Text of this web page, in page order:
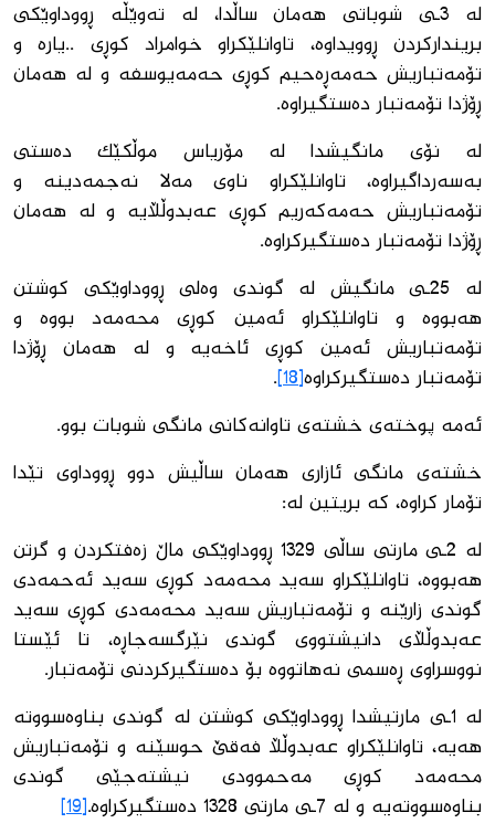
لە 3ـی شوباتی هەمان ساڵدا، لە تەوێڵە ڕووداوێكی
برینداركردن ڕوویداوە، تاوانلێكراو خوامراد كوڕی ..یارە و
تۆمەتباریش حەمەڕەحیم كوڕی حەمەیوسفە و لە هەمان
ڕۆژدا تۆمەتبار دەستگیراوە.
لە نۆی مانگیشدا لە مۆریاس موڵكێك دەستی
بەسەرداگیراوە، تاوانلێكراو ناوی مەلا نەجمەدینە و
تۆمەتباریش حەمەكەریم كوڕی عەبدوڵڵایە و لە هەمان
ڕۆژدا تۆمەتبار دەستگیركراوە.
لە 25ـی مانگیش لە گوندی وەلی ڕووداوێكی كوشتن
هەبووە و تاوانلێكراو ئەمین كوڕی محەمەد بووە و
تۆمەتباریش ئەمین كوڕی ئاخەیە و لە هەمان ڕۆژدا
تۆمەتبار دەستگیركراوە[18]
.
ئەمە پوختەی خشتەی تاوانەكانی مانگی شوبات بوو.
خشتەی مانگی ئازاری هەمان ساڵیش دوو ڕووداوی تێدا
تۆمار كراوە، كە بریتین لە:
لە 2ـی مارتی ساڵی 1329 ڕووداوێكی ماڵ زەفتكردن و گرتن
هەبووە، تاوانلێكراو سەید محەمەد كوڕی سەید ئەحمەدی
گوندی زارێنە و تۆمەتباریش سەید محەمەدی كوڕی سەید
عەبدوڵڵای دانیشتووی گوندی نێرگسەجاڕە، تا ئێستا
نووسراوی ڕەسمی نەهاتووە بۆ دەستگیركردنی تۆمەتبار.
لە 1ـی مارتیشدا ڕووداوێكی كوشتن لە گوندی بناوەسووتە
هەیە، تاوانلێكراو عەبدوڵڵا فەقێ حوسێنە و تۆمەتباریش
محەمەد كوڕی مەحموودی نیشتەجێی گوندی
بناوەسووتەیە و لە 7ـی مارتی 1328 دەستگیركراوە.
[19]